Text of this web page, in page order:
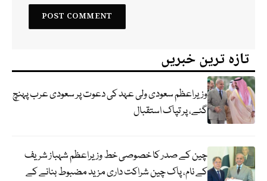
تازہ ترین خبریں
وزیراعظم سعودی ولی عہد کی دعوت پر سعودی عرب پہنچ
گئے، پر تپاک استقبال
چین کے صدر کا خصوصی خط وزیراعظم شہباز شریف
کے نام، پاک چین شراکت داری مزید مضبوط بنانے کے